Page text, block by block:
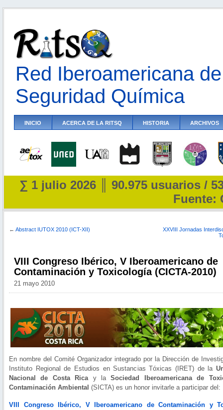
Red Iberoamericana
Seguridad Química
INICIO ACERCA DE LA RITSQ HISTORIA ARCHIVOS
∑ 1 julio 2026 ║ 90.975 usuarios /
Fuente:
← Abstract IUTOX 2010 (ICT-XII)
XXVIII Jornadas
VIII Congreso Ibérico, V Iberoamericano de
Contaminación y Toxicología (CICTA-2010)
21 mayo 2010
En nombre del Comité Organizador integrado por la Dirección de
Instituto Regional de Estudios en Sustancias Tóxicas (IRET) de la
Nacional de Costa Rica y laSociedad Iberoamericana de
Contaminación Ambiental (SICTA) es un honor invitarle a participar del:
VIII Congreso Ibérico, V Iberoamericano de Contaminación y